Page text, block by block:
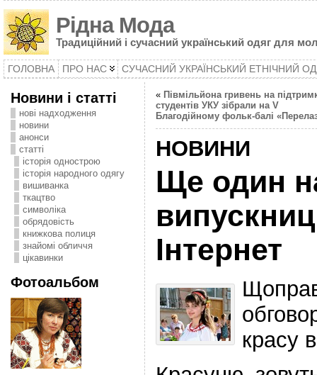
Рідна Мода
Традиційний і сучасний український одяг для
ГОЛОВНА ПРО НАС СУЧАСНИЙ УКРАЇНСЬКИЙ ЕТНІЧНИЙ
Новини і статті
нові надходження
новини
анонси
статті
історія однострою
історія народного одягу
вишиванка
ткацтво
символіка
oбрядовість
книжкова полиця
знайомі обличчя
цікавинки
Фотоальбом
« Півмільйона гривень на
студентів УКУ зібрали на V
Благодійному фольк-балі
НОВИНИ
Ще один
Інтернет
красу